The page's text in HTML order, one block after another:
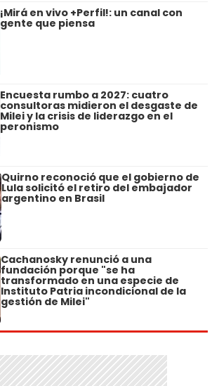
¡Mirá en vivo +Perfil!: un canal con
gente que piensa
Encuesta rumbo a 2027: cuatro
consultoras midieron el desgaste de
Milei y la crisis de liderazgo en el
peronismo
Quirno reconoció que el gobierno de
Lula solicitó el retiro del embajador
argentino en Brasil
Cachanosky renunció a una
fundación porque "se ha
transformado en una especie de
Instituto Patria incondicional de la
gestión de Milei"